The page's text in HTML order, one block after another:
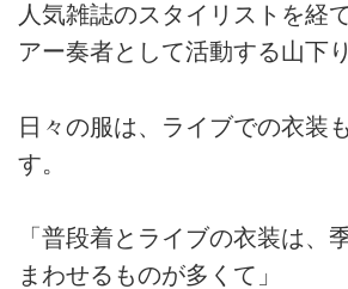
人気雑誌のスタイリストを経
アー奏者として活動する山下
日々の服は、ライブでの衣装
す。
「普段着とライブの衣装は、
まわせるものが多くて」